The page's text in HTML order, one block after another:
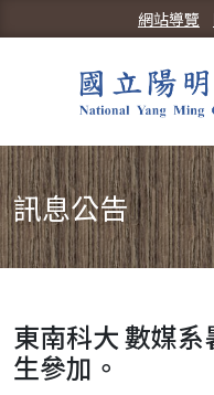
網站導覽
訊息公告
東南科大 數媒
生參加。